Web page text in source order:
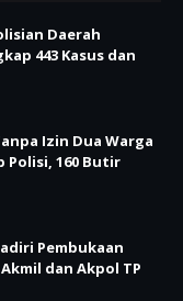
Daerah
443 Kasus dan
Izin Dua Warga
Polisi, 160 Butir
Pembukaan
dan Akpol TP